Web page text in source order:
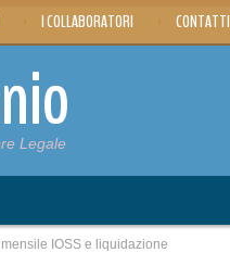
I COLLABORATORI CONTATTI
Legale
IOSS e liquidazione